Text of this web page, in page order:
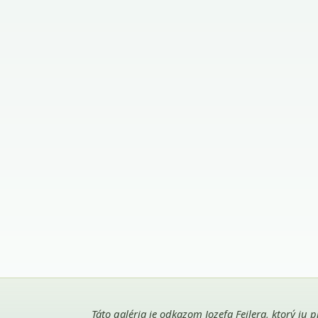
Táto galéria je odkazom Jozefa Feilera, ktorý